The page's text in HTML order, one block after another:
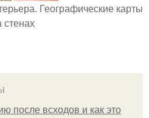
Географические карты
стенах
после всходов и как это